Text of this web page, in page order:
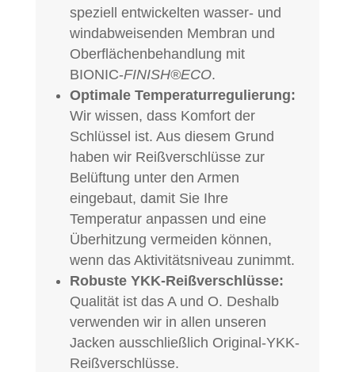
speziell entwickelten wasser- und
windabweisenden Membran und
Oberflächenbehandlung mit
BIONIC-FINISH®ECO.
Optimale Temperaturregulierung:
Wir wissen, dass Komfort der
Schlüssel ist. Aus diesem Grund
haben wir Reißverschlüsse zur
Belüftung unter den Armen
eingebaut, damit Sie Ihre
Temperatur anpassen und eine
Überhitzung vermeiden können,
wenn das Aktivitätsniveau zunimmt.
Robuste YKK-Reißverschlüsse:
Qualität ist das A und O. Deshalb
verwenden wir in allen unseren
Jacken ausschließlich Original-YKK-
Reißverschlüsse.